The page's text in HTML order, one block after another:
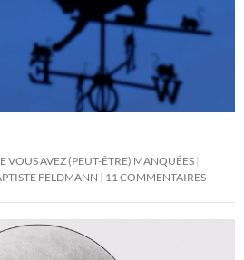
VOUS AVEZ (PEUT-ÊTRE) MANQUÉES
FELDMANN 11 COMMENTAIRES